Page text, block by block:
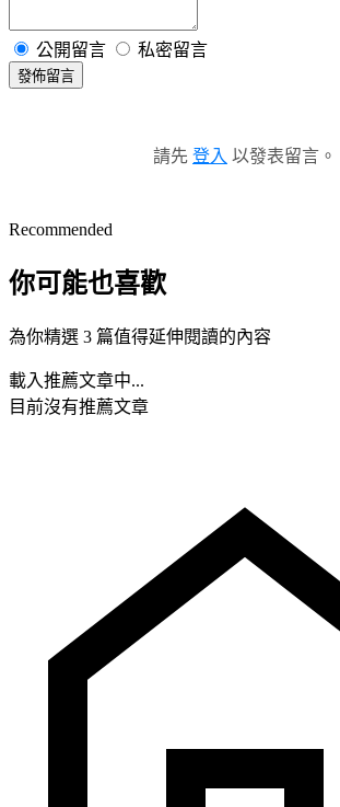
公開留言 私密留言
發佈留言
請先 登入 以發表留言。
Recommended
你可能也喜歡
為你精選 3 篇值得延伸閱讀的內容
載入推薦文章中...
目前沒有推薦文章